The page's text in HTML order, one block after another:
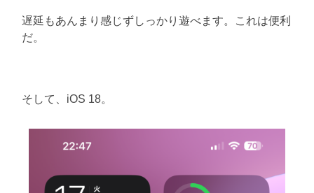
遅延もあんまり感じずしっかり遊べます。これは便利
だ。
そして、iOS 18。